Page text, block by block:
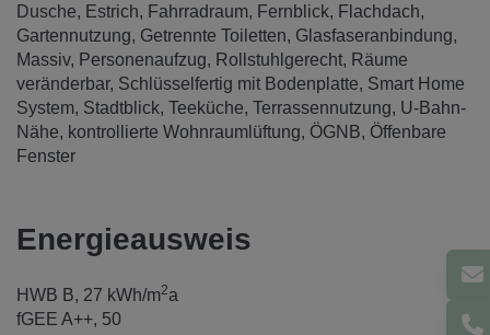
Dusche
Estrich Fahrradraum Fernblick
Flachdach
Gartennutzung Getrennte Toiletten Glasfaseranbindung
Massiv
Personenaufzug Rollstuhlgerecht
Räume
veränderbar Schlüsselfertig mit Bodenplatte Smart Home
System Stadtblick Teeküche Terrassennutzung U-Bahn-
Nähe
kontrollierte Wohnraumlüftung ÖGNB Öffenbare
Fenster
Energieausweis
HWB B, 27 kWh/m2a
fGEE A++, 50